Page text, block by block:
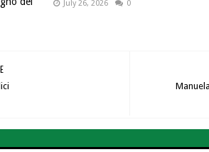
July 26, 2026 0